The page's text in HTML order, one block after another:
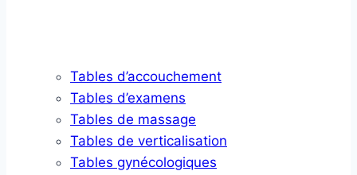
Tables d’accouchement
Tables d’examens
Tables de massage
Tables de verticalisation
Tables gynécologiques